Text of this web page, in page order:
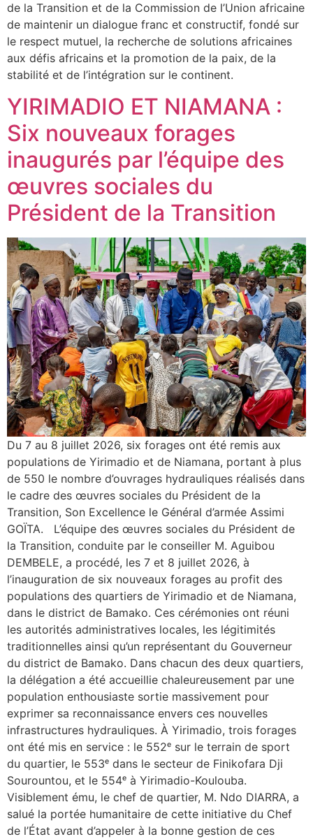
de la Transition et de la Commission de l’Union africaine
de maintenir un dialogue franc et constructif, fondé sur
le respect mutuel, la recherche de solutions africaines
aux défis africains et la promotion de la paix, de la
stabilité et de l’intégration sur le continent.
YIRIMADIO ET NIAMANA :
Six nouveaux forages
inaugurés par l’équipe des
œuvres sociales du
Président de la Transition
Du 7 au 8 juillet 2026, six forages ont été remis aux
populations de Yirimadio et de Niamana, portant à plus
de 550 le nombre d’ouvrages hydrauliques réalisés dans
le cadre des œuvres sociales du Président de la
Transition, Son Excellence le Général d’armée Assimi
GOÏTA. L’équipe des œuvres sociales du Président de
la Transition, conduite par le conseiller M. Aguibou
DEMBELE, a procédé, les 7 et 8 juillet 2026, à
l’inauguration de six nouveaux forages au profit des
populations des quartiers de Yirimadio et de Niamana,
dans le district de Bamako. Ces cérémonies ont réuni
les autorités administratives locales, les légitimités
traditionnelles ainsi qu’un représentant du Gouverneur
du district de Bamako. Dans chacun des deux quartiers,
la délégation a été accueillie chaleureusement par une
population enthousiaste sortie massivement pour
exprimer sa reconnaissance envers ces nouvelles
infrastructures hydrauliques. À Yirimadio, trois forages
ont été mis en service : le 552ᵉ sur le terrain de sport
du quartier, le 553ᵉ dans le secteur de Finikofara Dji
Sourountou, et le 554ᵉ à Yirimadio-Koulouba.
Visiblement ému, le chef de quartier, M. Ndo DIARRA, a
salué la portée humanitaire de cette initiative du Chef
de l’État avant d’appeler à la bonne gestion de ces